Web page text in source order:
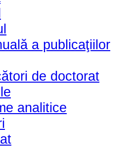
a publicaţiilor
de doctorat
analitice